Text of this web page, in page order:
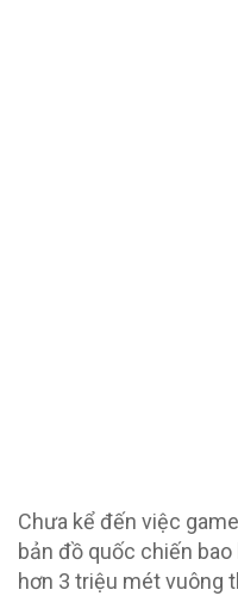
Chưa kể đến việc
bản đồ quốc chiến bao
hơn 3 triệu mét vuông